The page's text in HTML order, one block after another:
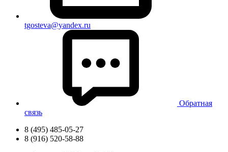
tgosteva@yandex.ru
Обратная
связь
8 (495) 485-05-27
8 (916) 520-58-88